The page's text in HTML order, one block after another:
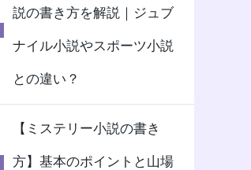
説の書き方を解説｜ジュブ
ナイル小説やスポーツ小説
との違い？
【ミステリー小説の書き
方】基本のポイントと山場